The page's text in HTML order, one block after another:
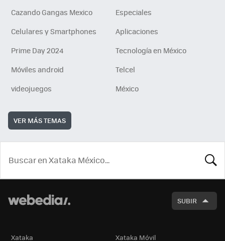
Cazando Gangas Mexico
Especiales
Celulares y Smartphones
Aplicaciones
Prime Day 2024
Tecnología en México
Móviles android
Telcel
videojuegos
México
VER MÁS TEMAS
SUBIR
Xataka Xataka Móvil